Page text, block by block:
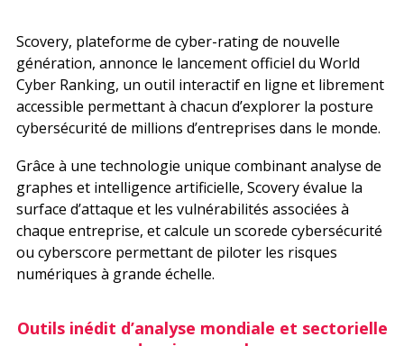
Scovery, plateforme de cyber-rating de nouvelle
génération, annonce le lancement officiel du World
Cyber Ranking, un outil interactifen ligne et librement
accessible permettant à chacun d’explorer la posture
cybersécurité de millions d’entreprises dans le monde.
Grâce à une technologie unique combinant analyse de
graphes et intelligence artificielle, Scovery évalue la
surface d’attaque et les vulnérabilités associées à
chaque entreprise, et calcule un scorede cybersécurité
ou cyberscore permettant de piloter les risques
numériques à grande échelle.
Outils inédit d’analyse mondiale et sectorielle